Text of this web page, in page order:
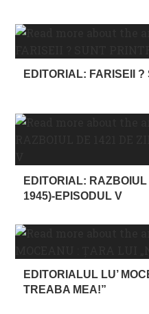
EDITORIAL: FARISEII
EDITORIAL:
1945)-EPISODUL V
EDITORIALUL LU’
TREABA MEA!”